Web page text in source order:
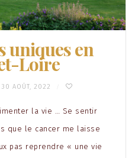
uniques en
Loire
30 AOÛT, 2022
la vie … Se sentir
que le cancer me laisse
pas reprendre « une vie